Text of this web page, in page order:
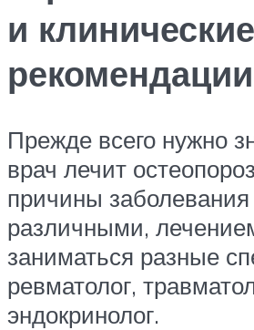
и клинические
рекомендации
Прежде всего нужно
врач лечит
причины
различными,
заниматься разные
ревматолог,
эндокринолог.